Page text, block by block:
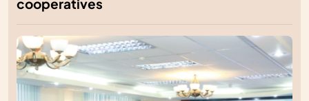
cooperatives